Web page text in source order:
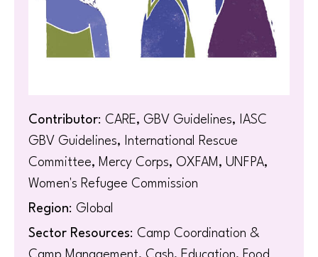
Contributor: CARE, GBV Guidelines, IASC
GBV Guidelines, International Rescue
Committee, Mercy Corps, OXFAM, UNFPA,
Women's Refugee Commission
Region: Global
Sector Resources: Camp Coordination &